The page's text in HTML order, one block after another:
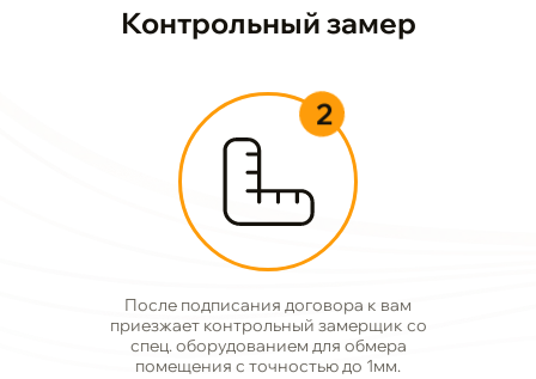
Контрольный замер
2
После подписания договора к вам
приезжает контрольный замерщик со
спец. оборудованием для обмера
помещения с точностью до 1мм.